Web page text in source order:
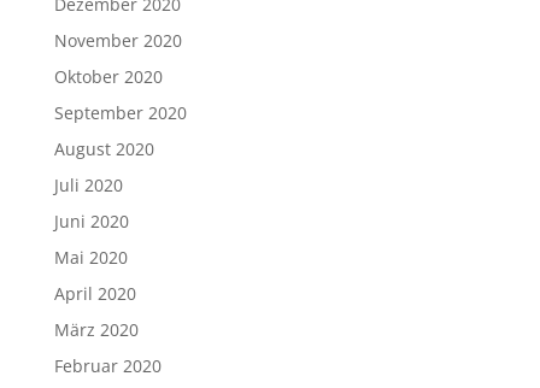
November 2020
Oktober 2020
September 2020
August 2020
Juli 2020
Juni 2020
Mai 2020
April 2020
März 2020
Februar 2020